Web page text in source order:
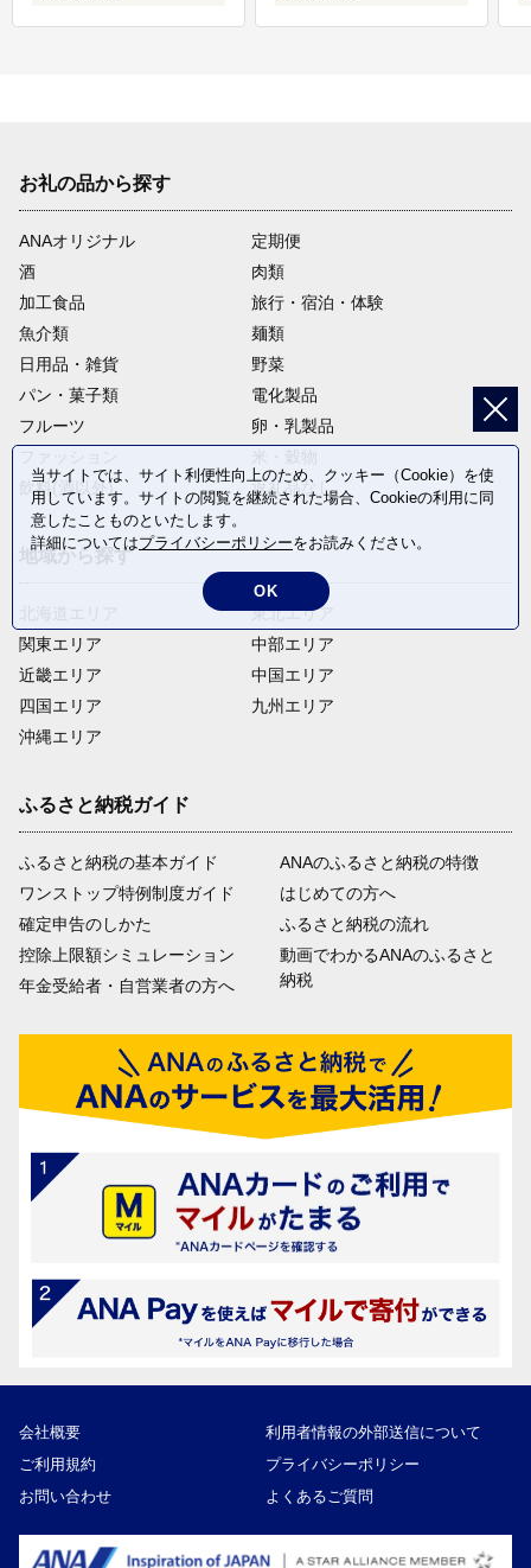
お礼の品から探す
ANAオリジナル
定期便
酒
肉類
加工食品
旅行・宿泊・体験
魚介類
麺類
日用品・雑貨
野菜
パン・菓子類
電化製品
フルーツ
卵・乳製品
飲料(酒以外)
返礼品なし
地域から探す
関東エリア
近畿エリア
四国エリア
沖縄エリア
東北エリア
中部エリア
中国エリア
九州エリア
ふるさと納税ガイド
ふるさと納税の基本ガイド
ワンストップ特例制度ガイド
確定申告のしかた
控除上限額シミュレーション
年金受給者・自営業者の方へ
ANAのふるさと納税の特徴
はじめての方へ
ふるさと納税の流れ
動画でわかるANAのふるさと
納税
会社概要
利用者情報の外部送信について
ご利用規約
プライバシーポリシー
お問い合わせ
よくあるご質問
当サイトでは、サイト利便性向上のため、クッキー（Cookie）を使
用しています。サイトの閲覧を継続された場合、Cookieの利用に同
意したことものといたします。
詳細についてはプライバシーポリシーをお読みください。
OK